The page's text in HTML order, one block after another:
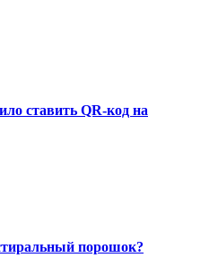
ставить QR-код на
порошок?